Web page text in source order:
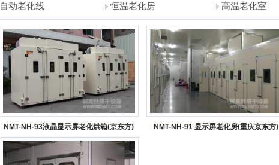
自动老化线 恒温老化房 高温老化室
NMT-NH-93液晶显示屏老化烘箱(京东方) NMT-NH-91 显示屏老化房(重庆京东方)